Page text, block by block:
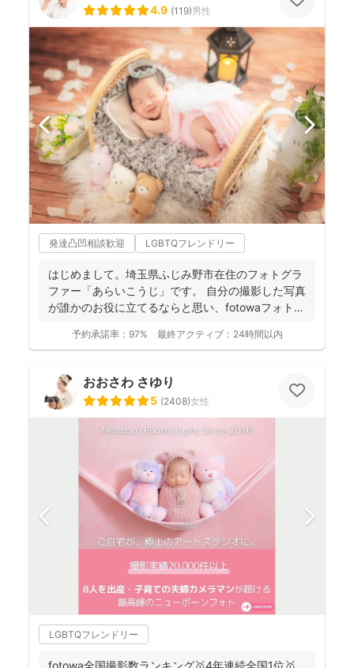
4.9 (119)男性
発達凸凹相談歓迎 LGBTQフレンドリー
はじめまして。埼玉県ふじみ野市在住のフォトグラ
ファー「あらいこうじ」です。 自分の撮影した写真
が誰かのお役に立てるならと思い、fotowaフォトグ
予約承諾率： 97% 最終アクティブ： 24時間以内
おおさわ さゆり
5 (2408)女性
LGBTQフレンドリー
fotowa全国撮影数ランキング🥇4年連続全国1位🥇